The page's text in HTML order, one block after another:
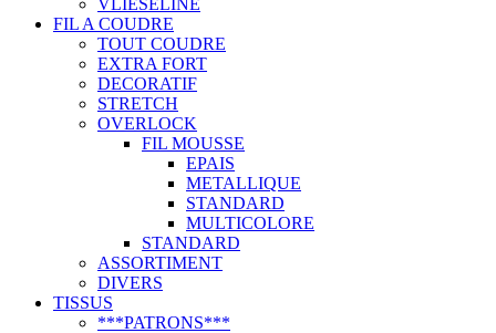
VLIESELINE
FIL A COUDRE
TOUT COUDRE
EXTRA FORT
DECORATIF
STRETCH
OVERLOCK
FIL MOUSSE
EPAIS
METALLIQUE
STANDARD
MULTICOLORE
STANDARD
ASSORTIMENT
DIVERS
TISSUS
***PATRONS***